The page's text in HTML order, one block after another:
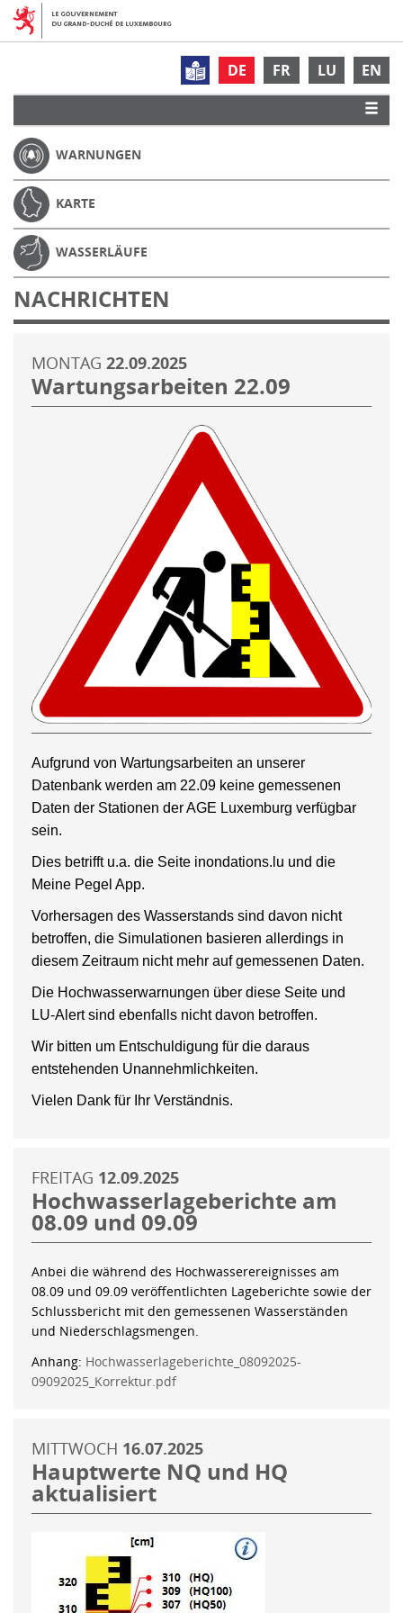
DE FR LU EN
WARNUNGEN
KARTE
WASSERLÄUFE
NACHRICHTEN
MONTAG 22.09.2025
Wartungsarbeiten 22.09
Aufgrund von Wartungsarbeiten an unserer
Datenbank werden am 22.09 keine gemessenen
Daten der Stationen der AGE Luxemburg verfügbar
sein.
Dies betrifft u.a. die Seite inondations.lu und die
Meine Pegel App.
Vorhersagen des Wasserstands sind davon nicht
betroffen, die Simulationen basieren allerdings in
diesem Zeitraum nicht mehr auf gemessenen Daten.
Die Hochwasserwarnungen über diese Seite und
LU-Alert sind ebenfalls nicht davon betroffen.
Wir bitten um Entschuldigung für die daraus
entstehenden Unannehmlichkeiten.
Vielen Dank für Ihr Verständnis.
FREITAG 12.09.2025
Hochwasserlageberichte am
08.09 und 09.09
Anbei die während des Hochwasserereignisses am
08.09 und 09.09 veröffentlichten Lageberichte sowie der
Schlussbericht mit den gemessenen Wasserständen
und Niederschlagsmengen.
Anhang: Hochwasserlageberichte_08092025-
09092025_Korrektur.pdf
MITTWOCH 16.07.2025
Hauptwerte NQ und HQ
aktualisiert